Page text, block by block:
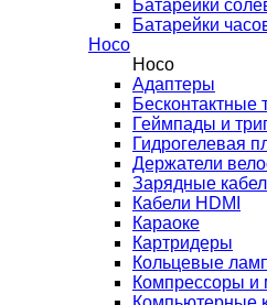
Батарейки
Батарейки
Hoco
Hoco
Адаптеры
Бесконтактные
Геймпады и
Гидрогелевая
Держатели
Зарядные
Кабели HDMI
Караоке
Картридеры
Кольцевые
Компрессоры и